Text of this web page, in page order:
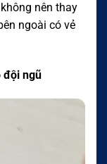
nên thay
ngoài có vẻ
đội ngũ